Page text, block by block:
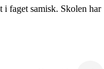
i faget samisk. Skolen har